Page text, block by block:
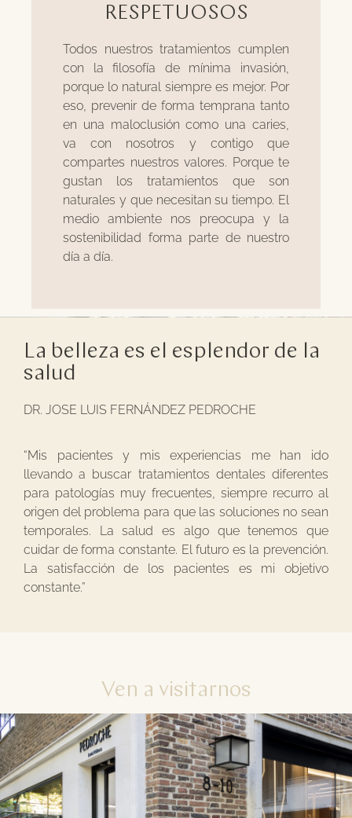
RESPETUOSOS
Todos nuestros tratamientos cumplen
con la filosofía de mínima invasión,
porque lo natural siempre es mejor. Por
eso, prevenir de forma temprana tanto
en una maloclusión como una caries,
va con nosotros y contigo que
compartes nuestros valores. Porque te
gustan los tratamientos que son
naturales y que necesitan su tiempo. El
medio ambiente nos preocupa y la
sostenibilidad forma parte de nuestro
día a día.
La belleza es el esplendor de la
salud
DR. JOSE LUIS FERNÁNDEZ PEDROCHE
“Mis pacientes y mis experiencias me han ido
llevando a buscar tratamientos dentales diferentes
para patologías muy frecuentes, siempre recurro al
origen del problema para que las soluciones no sean
temporales. La salud es algo que tenemos que
cuidar de forma constante. El futuro es la prevención.
La satisfacción de los pacientes es mi objetivo
constante.”
Ven a visitarnos